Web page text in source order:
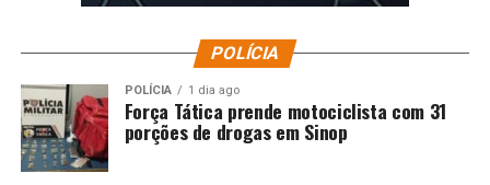
POLÍCIA
POLÍCIA 1 dia ago
Força Tática prende motociclista com 31
porções de drogas em Sinop